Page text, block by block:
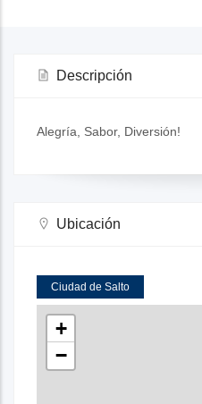
Descripción
Alegría, Sabor, Diversión!
Ubicación
Ciudad de Salto
+
−